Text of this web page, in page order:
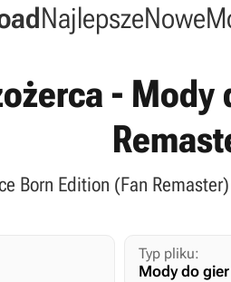
NajlepszeNowe
-
Born Edition (Fan
Typ pliku:
Mody do gier